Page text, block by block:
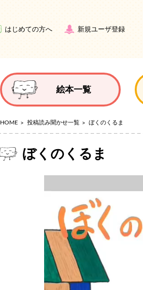
はじめての方へ 新規ユーザ登録
絵本一覧
HOME 投稿読み聞かせ一覧 ぼくのくるま
ぼくのくるま